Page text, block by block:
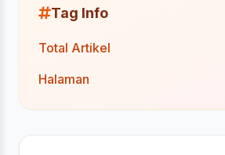
Tag Info
Total Artikel
Halaman